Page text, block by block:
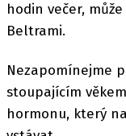
hodin večer,
Beltrami.
Nezapomínejme
stoupajícím
hormonu, který